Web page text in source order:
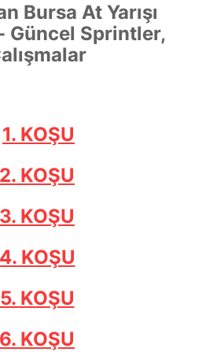
Bursa At Yarışı
Güncel Sprintler,
1. KOŞU
2. KOŞU
3. KOŞU
4. KOŞU
5. KOŞU
6. KOŞU